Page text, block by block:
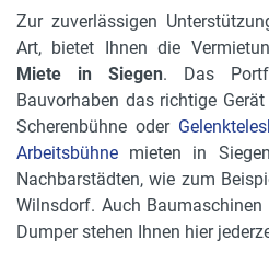
Zur zuverlässigen
Art, bietet Ihnen die
Miete in Siegen. Das
Bauvorhaben das richtige
Scherenbühne oder
Arbeitsbühne mieten in
Nachbarstädten, wie zum
Wilnsdorf. Auch Baumaschinen
Dumper stehen Ihnen hier